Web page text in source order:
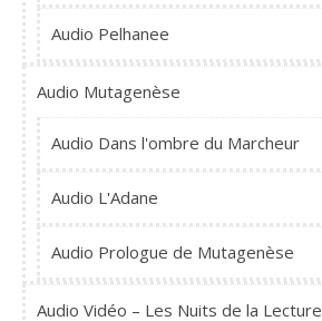
Audio Pelhanee
Audio Mutagenèse
Audio Dans l'ombre du Marcheur
Audio L'Adane
Audio Prologue de Mutagenèse
Audio Vidéo – Les Nuits de la Lecture